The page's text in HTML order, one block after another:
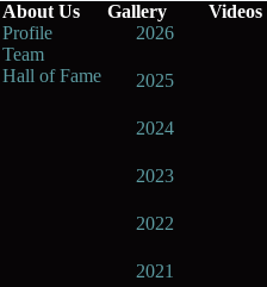
About Us
Profile
Team
Hall of Fame
Gallery
2026
2025
2024
2023
2022
2021
Videos